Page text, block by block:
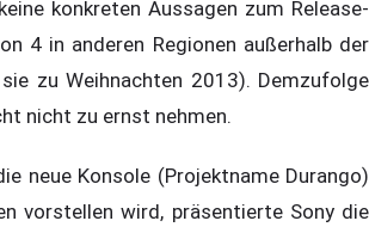
konkreten Aussagen zum Release-
4 in anderen Regionen außerhalb der
zu Weihnachten 2013). Demzufolge
nicht zu ernst nehmen.
neue Konsole (Projektname Durango)
vorstellen wird, präsentierte Sony die